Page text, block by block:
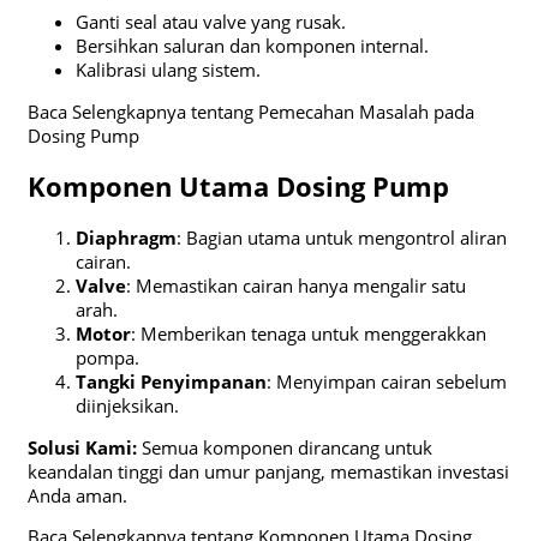
Ganti seal atau valve yang rusak.
Bersihkan saluran dan komponen internal.
Kalibrasi ulang sistem.
Baca Selengkapnya tentang Pemecahan Masalah pada
Dosing Pump
Komponen Utama Dosing Pump
Diaphragm: Bagian utama untuk mengontrol aliran
cairan.
Valve: Memastikan cairan hanya mengalir satu
arah.
Motor: Memberikan tenaga untuk menggerakkan
pompa.
Tangki Penyimpanan: Menyimpan cairan sebelum
diinjeksikan.
Solusi Kami:Semua komponen dirancang untuk
keandalan tinggi dan umur panjang, memastikan investasi
Anda aman.